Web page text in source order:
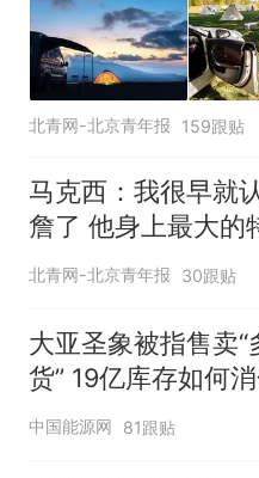
北青网-北京青年报 159跟贴
马克西：我很早就
詹了 他身上最大的
是谦逊
北青网-北京青年报 30跟贴
大亚圣象被指售卖“
货” 19亿库存如何消
中国能源网 81跟贴